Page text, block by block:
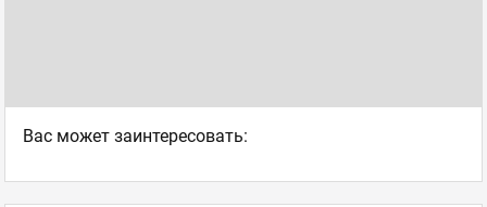
Ваc может заинтересовать: